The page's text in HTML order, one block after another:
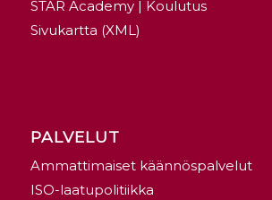
STAR Academy | Koulutus
Sivukartta (XML)
PALVELUT
Ammattimaiset käännöspalvelut
ISO-laatupolitiikka